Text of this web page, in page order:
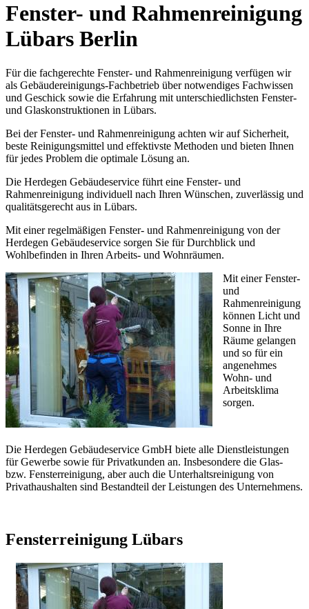
Fenster- und Rahmenreinigung
Lübars Berlin
Für die fachgerechte Fenster- und Rahmenreinigung verfügen wir
als Gebäudereinigungs-Fachbetrieb über notwendiges Fachwissen
und Geschick sowie die Erfahrung mit unterschiedlichsten Fenster-
und Glaskonstruktionen in Lübars.
Bei der Fenster- und Rahmenreinigung achten wir auf Sicherheit,
beste Reinigungsmittel und effektivste Methoden und bieten Ihnen
für jedes Problem die optimale Lösung an.
Die Herdegen Gebäudeservice führt eine Fenster- und
Rahmenreinigung individuell nach Ihren Wünschen, zuverlässig und
qualitätsgerecht aus in Lübars.
Mit einer regelmäßigen Fenster- und Rahmenreinigung von der
Herdegen Gebäudeservice sorgen Sie für Durchblick und
Wohlbefinden in Ihren Arbeits- und Wohnräumen.
Mit einer Fenster-
und
Rahmenreinigung
können Licht und
Sonne in Ihre
Räume gelangen
und so für ein
angenehmes
Wohn- und
Arbeitsklima
sorgen.
Die Herdegen Gebäudeservice GmbH biete alle Dienstleistungen
für Gewerbe sowie für Privatkunden an. Insbesondere die Glas-
bzw. Fensterreinigung, aber auch die Unterhaltsreinigung von
Privathaushalten sind Bestandteil der Leistungen des Unternehmens.
Fensterreinigung Lübars